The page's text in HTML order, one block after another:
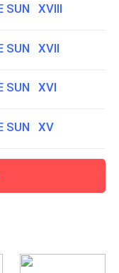
SUN XVIII
SUN XVII
SUN XVI
SUN XV